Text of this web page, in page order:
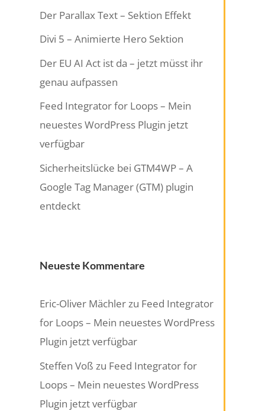
Der Parallax Text – Sektion Effekt
Divi 5 – Animierte Hero Sektion
Der EU AI Act ist da – jetzt müsst ihr
genau aufpassen
Feed Integrator for Loops – Mein
neuestes WordPress Plugin jetzt
verfügbar
Sicherheitslücke bei GTM4WP – A
Google Tag Manager (GTM) plugin
entdeckt
Neueste Kommentare
Eric-Oliver Mächlerzu Feed Integrator
for Loops – Mein neuestes WordPress
Plugin jetzt verfügbar
Steffen Voß zu Feed Integrator for
Loops – Mein neuestes WordPress
Plugin jetzt verfügbar